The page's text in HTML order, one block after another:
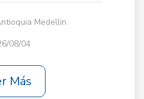
Medellin
08/04
Más